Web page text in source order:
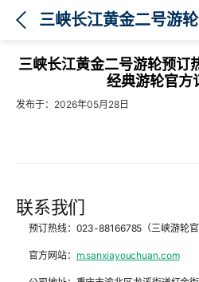
三峡长江黄金二号游轮预订
经典游轮官方
发布于：2026年05月28日
联系我们
预订热线：023-88166785（三峡游轮官
官方网站： m.sanxiayouchuan.com